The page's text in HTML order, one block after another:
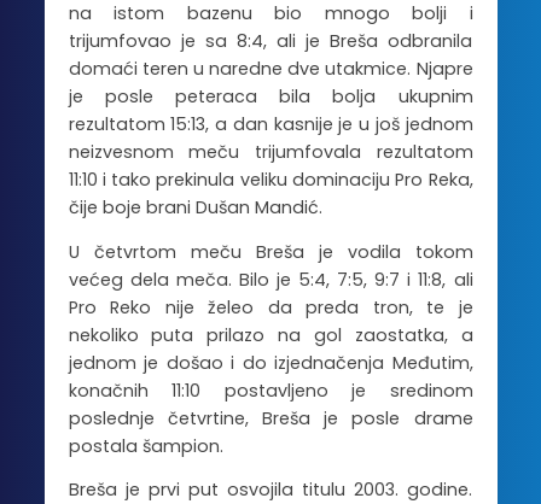
na istom bazenu bio mnogo bolji i
trijumfovao je sa 8:4, ali je Breša odbranila
domaći teren u naredne dve utakmice. Njapre
je posle peteraca bila bolja ukupnim
rezultatom 15:13, a dan kasnije je u još jednom
neizvesnom meču trijumfovala rezultatom
11:10 i tako prekinula veliku dominaciju Pro Reka,
čije boje brani Dušan Mandić.
U četvrtom meču Breša je vodila tokom
većeg dela meča. Bilo je 5:4, 7:5, 9:7 i 11:8, ali
Pro Reko nije želeo da preda tron, te je
nekoliko puta prilazo na gol zaostatka, a
jednom je došao i do izjednačenja Međutim,
konačnih 11:10 postavljeno je sredinom
poslednje četvrtine, Breša je posle drame
postala šampion.
Breša je prvi put osvojila titulu 2003. godine.